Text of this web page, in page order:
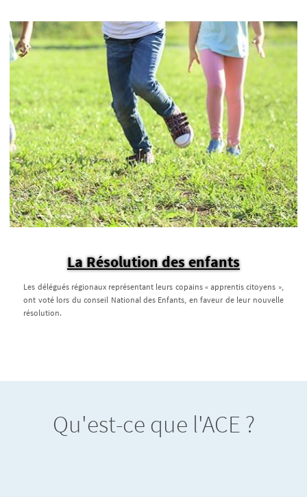
La Résolution des enfants
Les délégués régionaux représentant leurs copains « apprentis citoyens »,
ont voté lors du conseil National des Enfants, en faveur de leur nouvelle
résolution.
Qu'est-ce que l'ACE ?